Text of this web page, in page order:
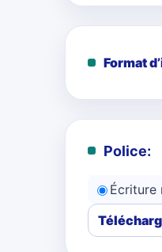
Format
Police:
Écriture